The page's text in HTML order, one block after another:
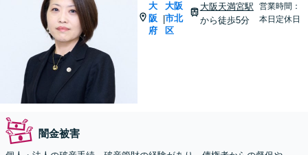
大
阪
府
|
大阪
市北
区
大阪天満宮駅
から徒歩5分
営業時間：
本日定休日
闇金被害